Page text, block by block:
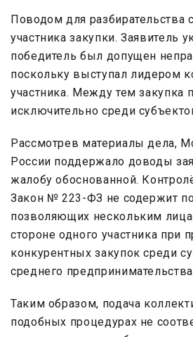
Поводом для разбирательства
участника закупки. Заявитель
победитель был допущен
поскольку выступал лидером
участника. Между тем закупка
исключительно среди
Рассмотрев материалы дела,
России поддержало доводы
жалобу обоснованной.
Закон № 223-ФЗ не содержит
позволяющих нескольким
стороне одного участника при
конкурентных закупок среди
среднего
Таким образом, подача
подобных процедурах не